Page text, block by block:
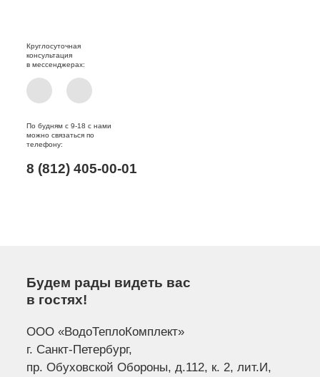
Круглосуточная
консультация
в мессенджерах:
По будням с 9-18 с нами
можно связаться по
телефону:
8 (812) 405-00-01
Будем рады видеть вас
в гостях!
ООО «ВодоТеплоКомплект»
г. Санкт-Петербург,
пр. Обуховской Обороны, д.112, к. 2, лит.И,